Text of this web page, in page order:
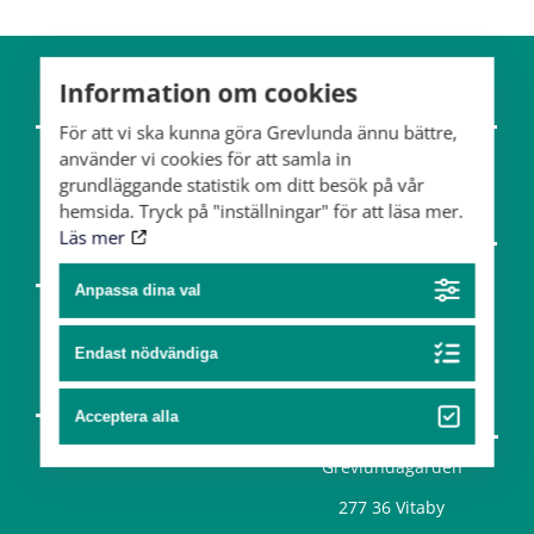
Om gården
Team
Partners
Hästar
Konst & design
Design
Grevlundagården
277 36 Vitaby
Information om cookies
För att vi ska kunna göra Grevlunda ännu bättre,
använder vi cookies för att samla in
grundläggande statistik om ditt besök på vår
hemsida. Tryck på "inställningar" för att läsa mer.
Läs mer
Anpassa dina val
Endast nödvändiga
Acceptera alla